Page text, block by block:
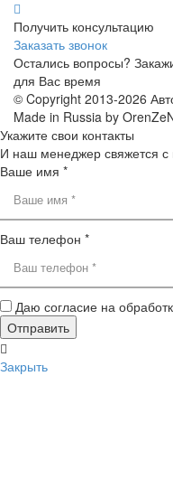
Получить консультацию
Заказать звонок
Остались вопросы?
для Вас время
© Copyright 2013-2026
Made in Russia by
Укажите свои контакты
И наш менеджер свяжется с
Ваше имя *
Ваш телефон *
Даю согласие на
Закрыть